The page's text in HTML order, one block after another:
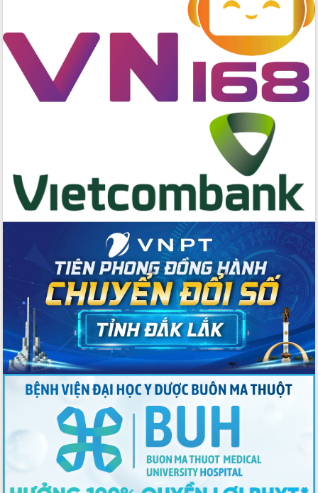
Đắk Lắk nỗ lực thúc đẩy tăng trưởng
kinh tế từ 10% trở lên trong Quý
II/2026
Đắk Lắk ký kết thỏa thuận hợp tác về
chuyển đổi số giai đoạn 2026 – 2030
cho trạm y tế cấp xã
Du lịch Đắk Lắk nâng tầm trải nghiệm
du khách thông qua Hệ thống cơ sở dữ
Tập huấn ứng dụng trí tuệ nhân tạo (AI)
trong thương mại điện tử năm 2026
Đoàn đại biểu Quốc hội tỉnh Đắk Lắk
trao đổi thông tin trước Kỳ họp thứ
nhất, Quốc hội khóa XVI
Quyết liệt cải cách hành chính, khơi
thông nguồn lực phát triển
Nâng cao hiệu lực, hiệu quả HĐND
tỉnh thông qua hiện đại hóa hành chính
Xã Ea Phê gắn cải cách hành chính với
chuyển đổi số
Phó Chủ tịch Thường trực UBND tỉnh
Hồ Thị Nguyên Thảo làm việc tại Trung
tâm Phục vụ hành chính công xã Ea